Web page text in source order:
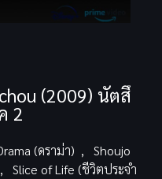
(2009) นัตสึ
2
(ดราม่า) ,
Shoujo
,
Slice of Life (ชีวิตประจำ